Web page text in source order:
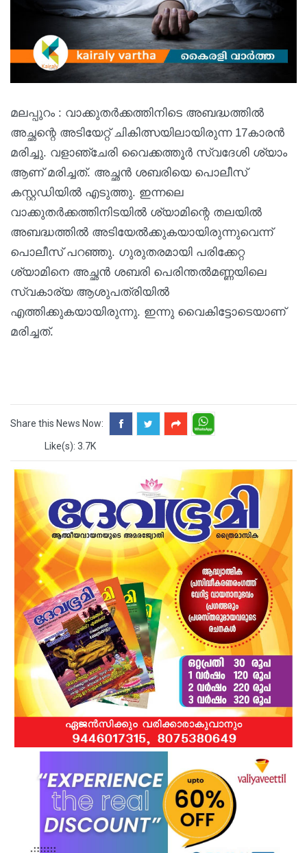
മലപ്പുറം : വാക്കുതർക്കത്തിനിടെ അബദ്ധത്തിൽ
അച്ഛന്റെ അടിയേറ്റ് ചികിത്സയിലായിരുന്ന 17കാരൻ
മരിച്ചു. വളാഞ്ചേരി വൈക്കത്തൂർ സ്വദേശി ശ്യാം
ആണ് മരിച്ചത്. അച്ഛൻ ശബരിയെ പൊലീസ്
കസ്റ്റഡിയിൽ എടുത്തു. ഇന്നലെ
വാക്കുതർക്കത്തിനിടയിൽ ശ്യാമിന്റെ തലയിൽ
അബദ്ധത്തിൽ അടിയേൽക്കുകയായിരുന്നുവെന്ന്
പൊലീസ് പറഞ്ഞു. ഗുരുതരമായി പരിക്കേറ്റ
ശ്യാമിനെ അച്ഛൻ ശബരി പെരിന്തൽമണ്ണയിലെ
സ്വകാര്യ ആശുപത്രിയിൽ
എത്തിക്കുകയായിരുന്നു. ഇന്നു വൈകിട്ടോടെയാണ്
മരിച്ചത്.
Share this News Now:
Like(s): 3.7K